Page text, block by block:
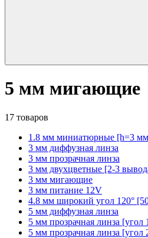
5 мм мигающие
17 товаров
1.8 мм миниатюрные [h=3
3 мм диффузная линза
3 мм прозрачная линза
3 мм двухцветные [2-3
3 мм мигающие
3 мм питание 12V
4.8 мм широкий угол 120°
5 мм диффузная линза
5 мм прозрачная линза [угол
5 мм прозрачная линза [угол